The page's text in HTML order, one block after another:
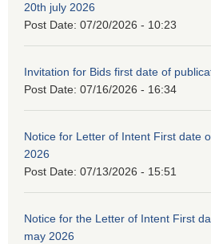
20th july 2026
Post Date: 07/20/2026 - 10:23
Invitation for Bids first date of
Post Date: 07/16/2026 - 16:34
Notice for Letter of Intent First date
2026
Post Date: 07/13/2026 - 15:51
Notice for the Letter of Intent First
may 2026